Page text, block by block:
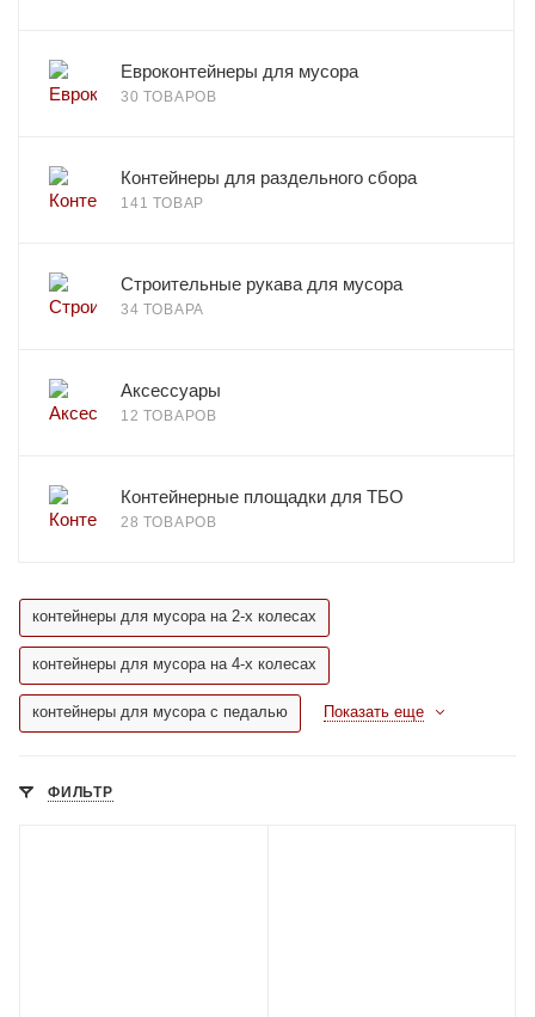
Евроконтейнеры для мусора
30 ТОВАРОВ
Контейнеры для раздельного сбора
141 ТОВАР
Строительные рукава для мусора
34 ТОВАРА
Аксессуары
12 ТОВАРОВ
Контейнерные площадки для ТБО
28 ТОВАРОВ
контейнеры для мусора на 2-х колесах
контейнеры для мусора на 4-х колесах
контейнеры для мусора с педалью Показать еще
ФИЛЬТР